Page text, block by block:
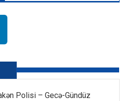
Polisi – Gecə-Gündüz